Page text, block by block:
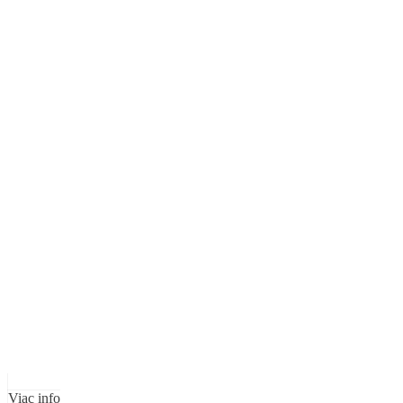
Viac info